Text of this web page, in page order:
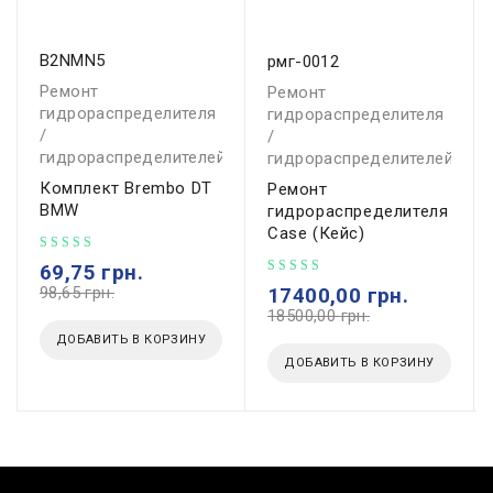
B2NMN5
Ремонт
гидрораспределителя
/
гидрораспределителей
Комплект Brembo DT
BMW
98,65грн.
69,75 грн.
ДОБАВИТЬ В КОРЗИНУ
рмг-0012
Ремонт
гидрораспределителя
/
гидрораспределителей
Ремонт
гидрораспределителя
Case (Кейс)
18500,00грн.
17400,00 грн.
ДОБАВИТЬ В КОРЗИНУ